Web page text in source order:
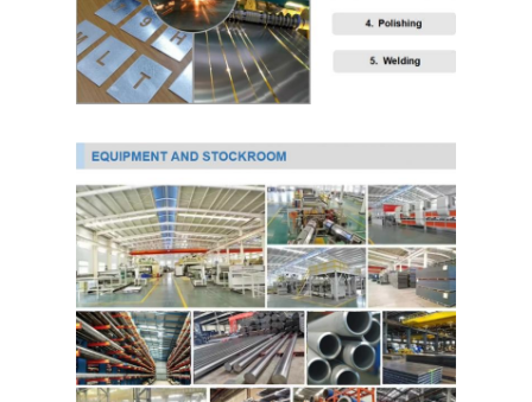
مادة النحاس
لفائف الصلب المجلفن Ppgi